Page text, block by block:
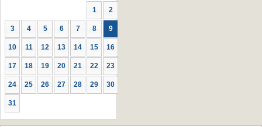
1 2
3 4 5 6 7 8 9
10 11 12 13 14 15 16
17 18 19 20 21 22 23
24 25 26 27 28 29 30
31